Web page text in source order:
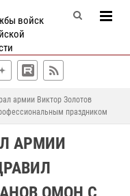
войск
армии Виктор Золотов
праздником
АРМИИ